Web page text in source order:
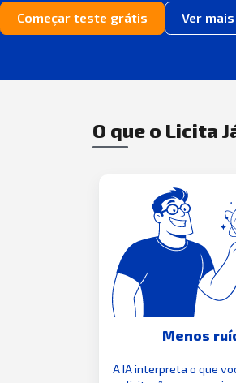
Começar teste grátis Ver
O que o Licita
Menos
A IA interpreta o que